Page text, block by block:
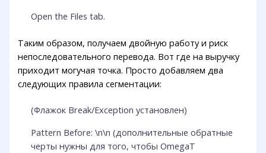
Open the Files tab.
Таким образом, получаем двойную работу и риск
непоследовательного перевода. Вот где на выручку
приходит могучая точка. Просто добавляем два
следующих правила сегментации:
(Флажок Break/Exception установлен)
Pattern Before: \n\n (дополнительные обратные
черты нужны для того, чтобы OmegaT